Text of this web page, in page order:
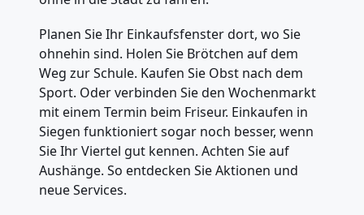
Planen Sie Ihr Einkaufsfenster dort, wo Sie
ohnehin sind. Holen Sie Brötchen auf dem
Weg zur Schule. Kaufen Sie Obst nach dem
Sport. Oder verbinden Sie den Wochenmarkt
mit einem Termin beim Friseur. Einkaufen in
Siegen funktioniert sogar noch besser, wenn
Sie Ihr Viertel gut kennen. Achten Sie auf
Aushänge. So entdecken Sie Aktionen und
neue Services.